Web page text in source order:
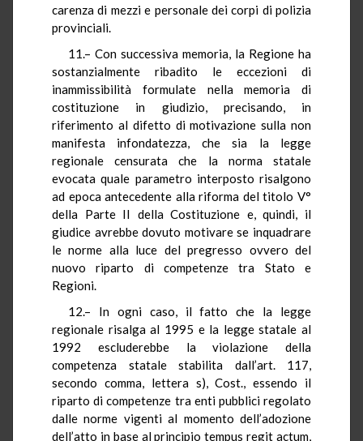
carenza di mezzi e personale dei corpi di polizia
provinciali.
11.– Con successiva memoria, la Regione ha
sostanzialmente ribadito le eccezioni di
inammissibilità formulate nella memoria di
costituzione in giudizio, precisando, in
riferimento al difetto di motivazione sulla non
manifesta infondatezza, che sia la legge
regionale censurata che la norma statale
evocata quale parametro interposto risalgono
ad epoca antecedente alla riforma del titolo V°
della Parte II della Costituzione e, quindi, il
giudice avrebbe dovuto motivare se inquadrare
le norme alla luce del pregresso ovvero del
nuovo riparto di competenze tra Stato e
Regioni.
12.– In ogni caso, il fatto che la legge
regionale risalga al 1995 e la legge statale al
1992 escluderebbe la violazione della
competenza statale stabilita dall’art. 117,
secondo comma, lettera s), Cost., essendo il
riparto di competenze tra enti pubblici regolato
dalle norme vigenti al momento dell’adozione
dell’atto in base al principio tempus regit actum,